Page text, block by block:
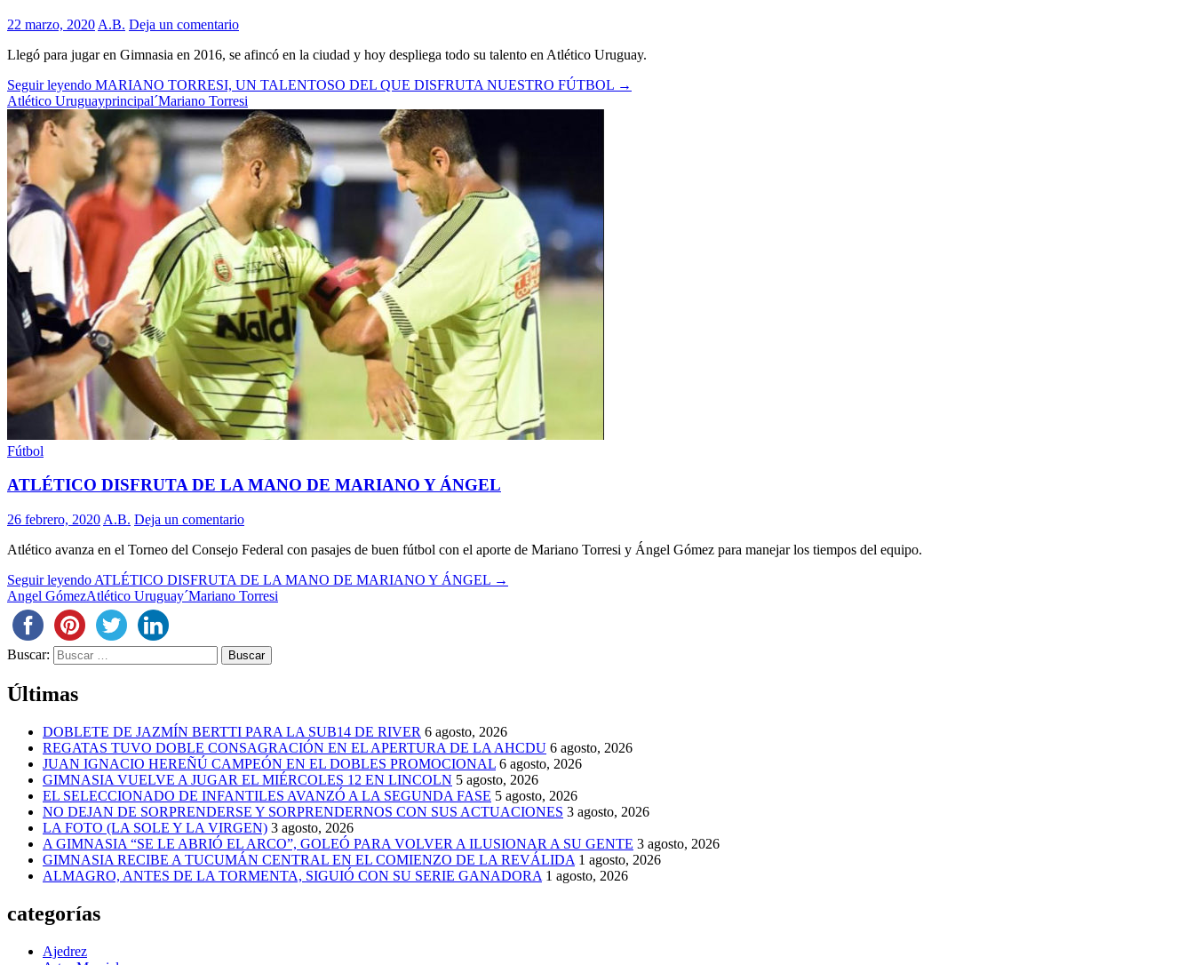
22 marzo, 2020 A.B. Deja un comentario
Llegó para jugar en Gimnasia en 2016, se afincó en la ciudad y hoy despliega todo su talento en Atlético Uruguay.
Seguir leyendo MARIANO TORRESI, UN TALENTOSO DEL QUE DISFRUTA NUESTRO FÚTBOL →
Atlético Uruguayprincipal´Mariano Torresi
Fútbol
ATLÉTICO DISFRUTA DE LA MANO DE MARIANO Y ÁNGEL
26 febrero, 2020 A.B. Deja un comentario
Atlético avanza en el Torneo del Consejo Federal con pasajes de buen fútbol con el aporte de Mariano Torresi y Ángel Gómez para manejar los tiempos del equipo.
Seguir leyendo ATLÉTICO DISFRUTA DE LA MANO DE MARIANO Y ÁNGEL →
Angel GómezAtlético Uruguay´Mariano Torresi
Buscar:
Últimas
DOBLETE DE JAZMÍN BERTTI PARA LA SUB14 DE RIVER 6 agosto, 2026
REGATAS TUVO DOBLE CONSAGRACIÓN EN EL APERTURA DE LA AHCDU 6 agosto, 2026
JUAN IGNACIO HEREÑÚ CAMPEÓN EN EL DOBLES PROMOCIONAL 6 agosto, 2026
GIMNASIA VUELVE A JUGAR EL MIÉRCOLES 12 EN LINCOLN 5 agosto, 2026
EL SELECCIONADO DE INFANTILES AVANZÓ A LA SEGUNDA FASE 5 agosto, 2026
NO DEJAN DE SORPRENDERSE Y SORPRENDERNOS CON SUS ACTUACIONES 3 agosto, 2026
LA FOTO (LA SOLE Y LA VIRGEN) 3 agosto, 2026
A GIMNASIA “SE LE ABRIÓ EL ARCO”, GOLEÓ PARA VOLVER A ILUSIONAR A SU GENTE 3 agosto, 2026
GIMNASIA RECIBE A TUCUMÁN CENTRAL EN EL COMIENZO DE LA REVÁLIDA 1 agosto, 2026
ALMAGRO, ANTES DE LA TORMENTA, SIGUIÓ CON SU SERIE GANADORA 1 agosto, 2026
categorías
Ajedrez